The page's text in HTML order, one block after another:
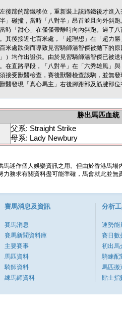
後蹄的蹄鐵移位，重新裝上該蹄鐵後才進
」碰撞，當時「八對半」昂首並且向外斜
時「甜心」在僅僅帶離時向內斜跑。過了
其後接近七百米處，「超理想」在「超力
米處跌倒而導致見習騎師湯智傑被拋下的
）均作出證供。由於見習騎師湯智傑已被
在直路早段，「八對半」在「六秀雄風」
接受獸醫檢查，賽後獸醫檢查該駒，並無
醫發現「真心馬主」右後腳跗部及筋腱部
勝出馬匹血統
父系: Straight Strike
母系: Lady Newbury
馬迷作個人娛樂資訊之用。但由於香港馬
力務求有關資料盡可能準確，馬會就此並
賽馬消息及資訊
賽馬消息
賽馬新聞資料庫
主要賽事
馬匹資料
騎師資料
練馬師資料
分析
速勢能
賽日數
初出馬
騎練配
馬匹搬
貼士指